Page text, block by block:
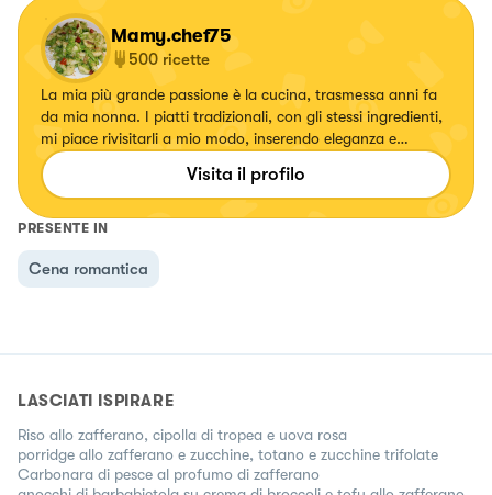
Mamy.chef75
500 ricette
La mia più grande passione è la cucina, trasmessa anni fa
da mia nonna. I piatti tradizionali, con gli stessi ingredienti,
mi piace rivisitarli a mio modo, inserendo eleganza e
specialmente colori. Ogni volta che creo un piatto mi
emoziono e vorrei tanto emozionare anche voi.
Visita il profilo
PRESENTE IN
Cena romantica
LASCIATI ISPIRARE
Riso allo zafferano, cipolla di tropea e uova rosa
porridge allo zafferano e zucchine, totano e zucchine trifolate
Carbonara di pesce al profumo di zafferano